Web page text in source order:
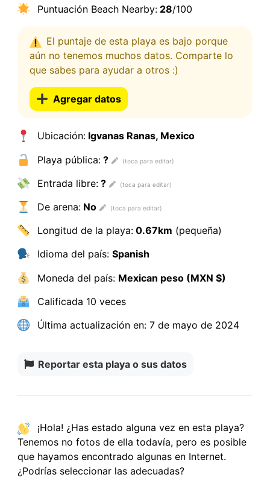
Puntuación Beach Nearby:28/100
El puntaje de esta playa es bajo porque
aún no tenemos muchos datos. Comparte lo
que sabes para ayudar a otros :)
Agregar datos
Ubicación:Igvanas Ranas, Mexico
Playa pública:?
Entrada libre:?
De arena:No
Longitud de la playa:0.67km (pequeña)
Idioma del país: Spanish
Moneda del país: Mexican peso (MXN $)
Calificada 10 veces
Última actualización en:7 de mayo de 2024
Reportar esta playa o sus datos
¡Hola! ¿Has estado alguna vez en esta playa?
Tenemosno fotos de ella todavía, pero es posible
que hayamos encontrado algunas en Internet.
¿Podrías seleccionar las adecuadas?